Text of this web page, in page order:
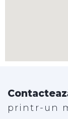
printr-un